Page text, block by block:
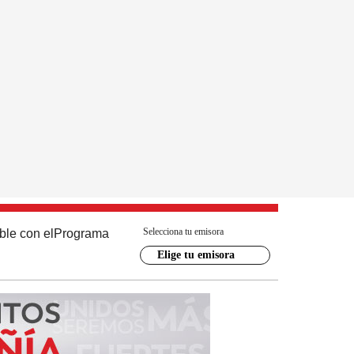
con el Programa Selecciona tu emisora
Elige tu emisora